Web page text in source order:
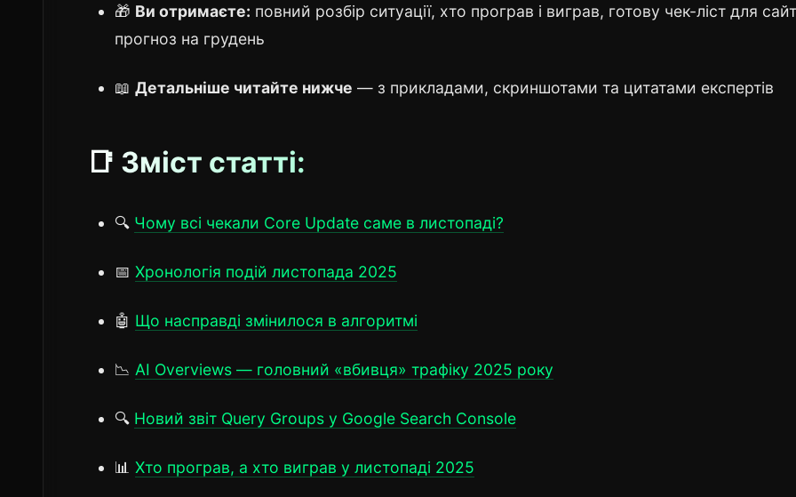
🎁 Ви отримаєте: повний розбір ситуації, хто програв і виграв, готову чек-ліст для
прогноз на грудень
📖 Детальніше читайте нижче — з прикладами, скриншотами та цитатами експертів
📑 Зміст статті:
🔍 Чому всі чекали Core Update саме в листопаді?
📅 Хронологія подій листопада 2025
🤖 Що насправді змінилося в алгоритмі
📉 AI Overviews — головний «вбивця» трафіку 2025 року
🔍 Новий звіт Query Groups у Google Search Console
📊 Хто програв, а хто виграв у листопаді 2025